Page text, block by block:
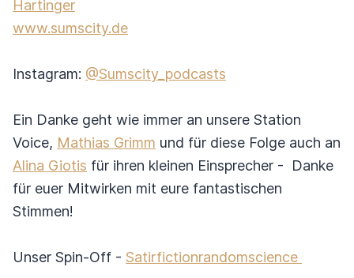
Hartinger
www.sumscity.de
Instagram: @Sumscity_podcasts
Ein Danke geht wie immer an unsere Station
Voice, Mathias Grimm und für diese Folge auch an
Alina Giotis für ihren kleinen Einsprecher - Danke
für euer Mitwirken mit eure fantastischen
Stimmen!
Unser Spin-Off - Satirfictionrandomscience